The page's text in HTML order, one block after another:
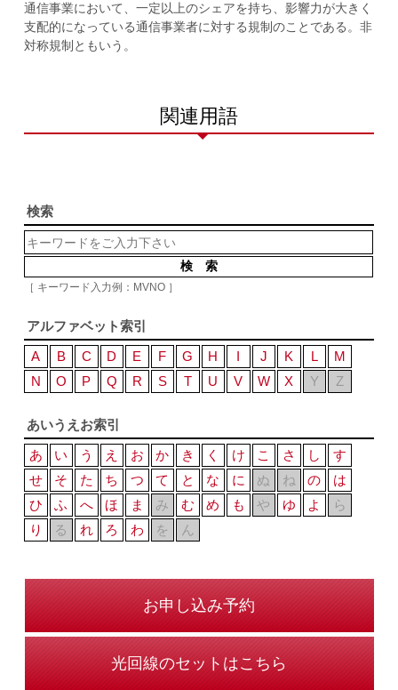
通信事業において、一定以上のシェアを持ち、影響力が大きく
支配的になっている通信事業者に対する規制のことである。非
対称規制ともいう。
関連用語
検索
［ キーワード入力例：MVNO ］
アルファベット索引
A
B C D E F G H I J K L
M
N
O P Q R S T U V W X Y Z
あいうえお索引
あ
い う え お か き く け こ さ し
す
せ
そ た ち つ て と な に ぬ ね の
は
ひ
ふ へ ほ ま み む め も や ゆ よ
ら
り
る れ ろ わ を ん
お申し込み予約
光回線のセットはこちら